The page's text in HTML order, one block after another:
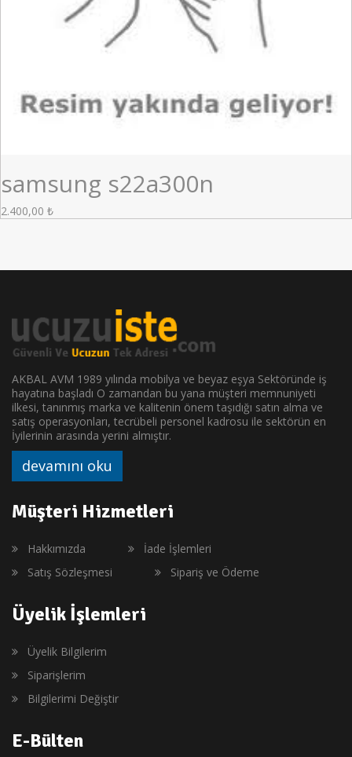
samsung s22a300n
2.400,00 ₺
AKBAL AVM 1989 yılında mobilya ve beyaz eşya Sektöründe iş
hayatına başladı O zamandan bu yana müşteri memnuniyeti
ilkesi, tanınmış marka ve kalitenin önem taşıdığı satın alma ve
satış operasyonları, tecrübeli personel kadrosu ile sektörün en
İyilerinin arasında yerini almıştır.
devamını oku
Müşteri Hizmetleri
Hakkımızda
İade İşlemleri
Satış Sözleşmesi
Sipariş ve Ödeme
Üyelik İşlemleri
Üyelik Bilgilerim
Siparişlerim
Bilgilerimi Değiştir
E-Bülten